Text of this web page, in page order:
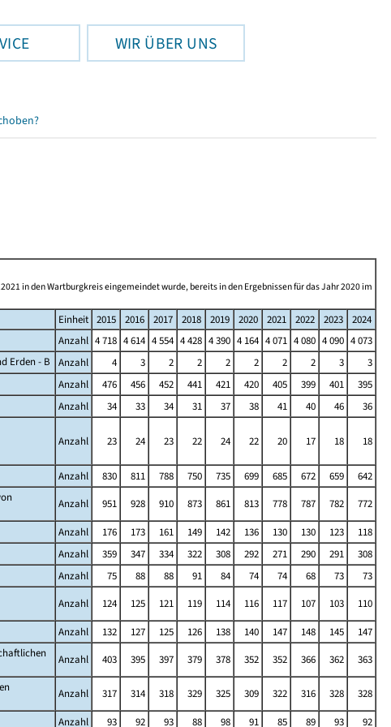
WIR ÜBER UNS
in den Wartburgkreis eingemeindet wurde, bereits in den Ergebnissen für das Jahr 2020 im
Einheit 2015 2016 2017 2018 2019 2020 2021 2022 2023
2024
Anzahl 4 718 4 614 4 554 4 428 4 390 4 164 4 071 4 080 4 090 4 073
Erden - B Anzahl 4 3 2 2 2 2 2 2 3
3
Anzahl 476 456 452 441 421 420 405 399 401
395
Anzahl 34 33 34 31 37 38 41 40 46
36
Anzahl 23 24 23 22 24 22 20 17 18 18
Anzahl 830 811 788 750 735 699 685 672 659
642
Anzahl 951 928 910 873 861 813 778 787 782
772
Anzahl 176 173 161 149 142 136 130 130 123
118
Anzahl 359 347 334 322 308 292 271 290 291
308
Anzahl 75 88 88 91 84 74 74 68 73
73
Anzahl 124 125 121 119 114 116 117 107 103
110
Anzahl 132 127 125 126 138 140 147 148 145
147
Anzahl 403 395 397 379 378 352 352 366 362
363
Anzahl 317 314 318 329 325 309 322 316 328
328
Anzahl 93 92 93 88 98 91 85 89 93 92